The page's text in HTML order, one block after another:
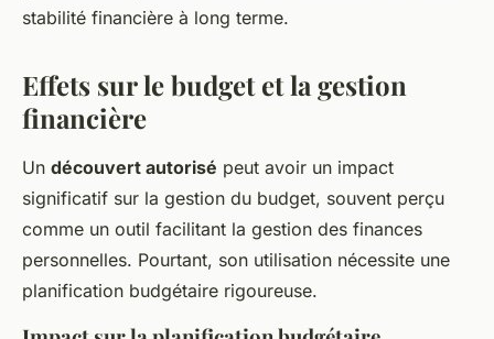
stabilité financière à long terme.
Effets sur le budget et la gestion
financière
Un découvert autorisé peut avoir un impact
significatif sur la gestion du budget, souvent perçu
comme un outil facilitant la gestion des finances
personnelles. Pourtant, son utilisation nécessite une
planification budgétaire rigoureuse.